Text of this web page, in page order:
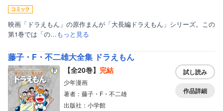
映画「ドラえもん」の原作まんが「大長編ドラえもん」シリーズ。この
第1巻では「の…もっと見る
藤子・F・不二雄大全集 ドラえもん
【全20巻】 完結
少年漫画
著者：藤子・F・不二雄
出版社：小学館
試し読み
作品詳細